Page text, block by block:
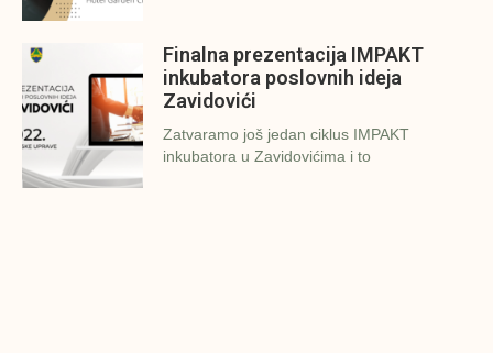
Finalna prezentacija IMPAKT
inkubatora poslovnih ideja
Zavidovići
Zatvaramo još jedan ciklus IMPAKT
inkubatora u Zavidovićima i to